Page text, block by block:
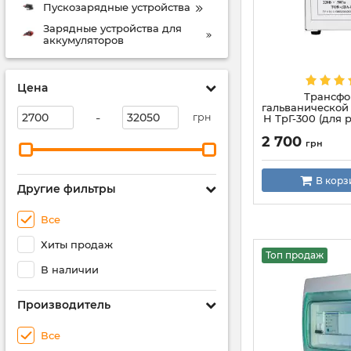
Пускозарядные устройства
Зарядные устройства для
аккумуляторов
Цена
- грн
Другие фильтры
Все
Хиты продаж
В наличии
Производитель
Все
Н ТрГ-300 (для
зарядной
2 700 грн
В
Топ продаж